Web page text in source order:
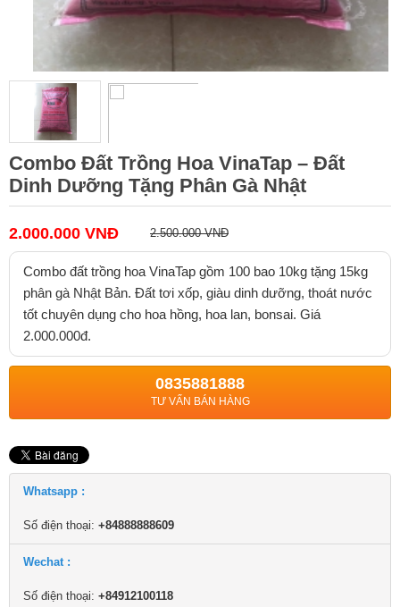
Combo Đất Trồng Hoa VinaTap – Đất
Dinh Dưỡng Tặng Phân Gà Nhật
2.000.000 VNĐ 2.500.000 VNĐ
Combo đất trồng hoa VinaTap gồm 100 bao 10kg tặng 15kg
phân gà Nhật Bản. Đất tơi xốp, giàu dinh dưỡng, thoát nước
tốt chuyên dụng cho hoa hồng, hoa lan, bonsai. Giá
2.000.000đ.
0835881888
TƯ VẤN BÁN HÀNG
Whatsapp :
Số điện thoại: +84888888609
Wechat :
Số điện thoại: +84912100118